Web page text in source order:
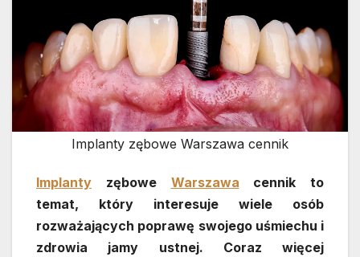
Implanty zębowe Warszawa cennik
Implanty zębowe Warszawa cennik to
temat, który interesuje wiele osób
rozważających poprawę swojego uśmiechu i
zdrowia jamy ustnej. Coraz więcej